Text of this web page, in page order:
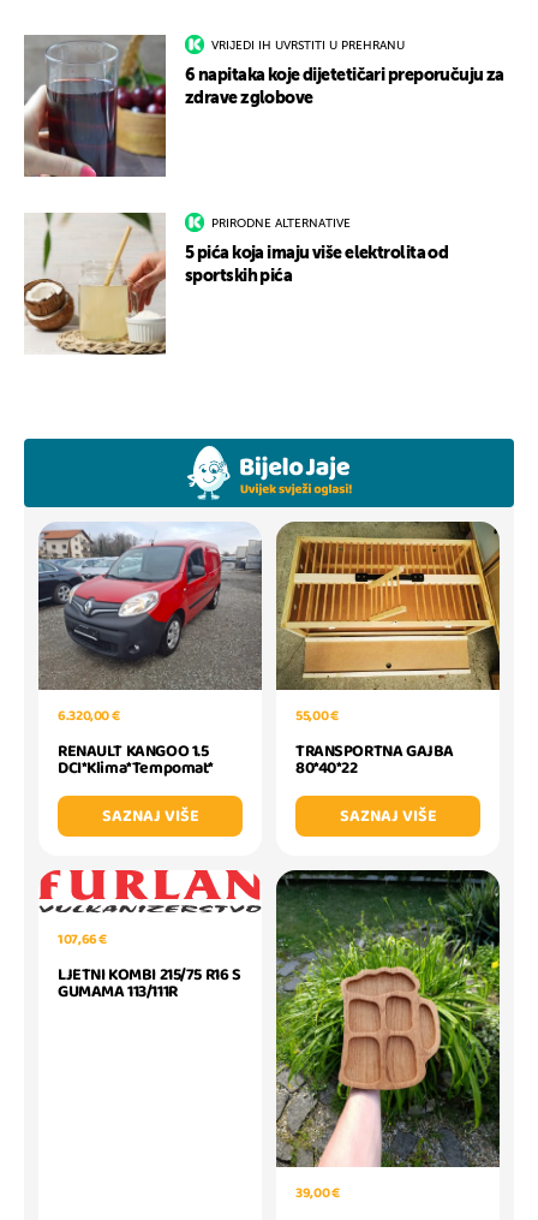
VRIJEDI IH UVRSTITI U PREHRANU
6 napitaka koje dijetetičari preporučuju za
zdrave zglobove
PRIRODNE ALTERNATIVE
5 pića koja imaju više elektrolita od
sportskih pića
6.320,00 €
RENAULT KANGOO 1.5
DCI*Klima*Tempomat*
SAZNAJ VIŠE
55,00 €
TRANSPORTNA GAJBA
80*40*22
SAZNAJ VIŠE
107,66 €
LJETNI KOMBI 215/75 R16 S
GUMAMA 113/111R
39,00 €